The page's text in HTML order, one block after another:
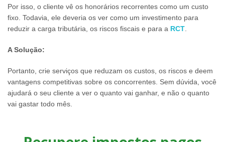
Por isso, o cliente vê os honorários recorrentes como um custo
fixo. Todavia, ele deveria os ver como um investimento para
reduzir a carga tributária, os riscos fiscais e para a RCT
A Solução:
Portanto, crie serviços que reduzam os custos, os riscos e deem
vantagens competitivas sobre os concorrentes. Sem dúvida, você
ajudará o seu cliente a ver o quanto vai ganhar, e não o quanto
vai gastar todo mês.